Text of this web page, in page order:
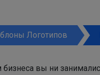
Логотипов
вы ни